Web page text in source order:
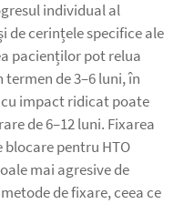
individual al
de cerințele specifice ale
pacienților pot relua
de 3–6 luni, în
impact ridicat poate
de 6–12 luni. Fixarea
pentru HTO
mai agresive de
de fixare, ceea ce